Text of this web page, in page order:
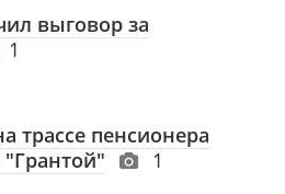
выговор за
1
трассе пенсионера
"Грантой"
1